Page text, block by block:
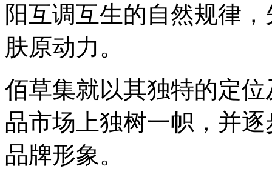
阳互调互生的自然规律
肤原动力。
佰草集就以其独特的定
品市场上独树一帜，并
品牌形象。